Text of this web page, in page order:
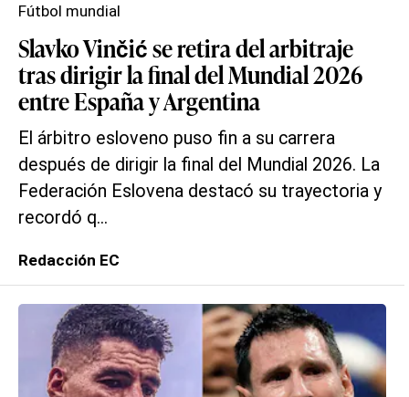
Slavko Vinčić se retira del arbitraje
tras dirigir la final del Mundial 2026
entre España y Argentina
El árbitro esloveno puso fin a su carrera
después de dirigir la final del Mundial 2026. La
Federación Eslovena destacó su trayectoria y
recordó q...
Fútbol mundial
Redacción EC